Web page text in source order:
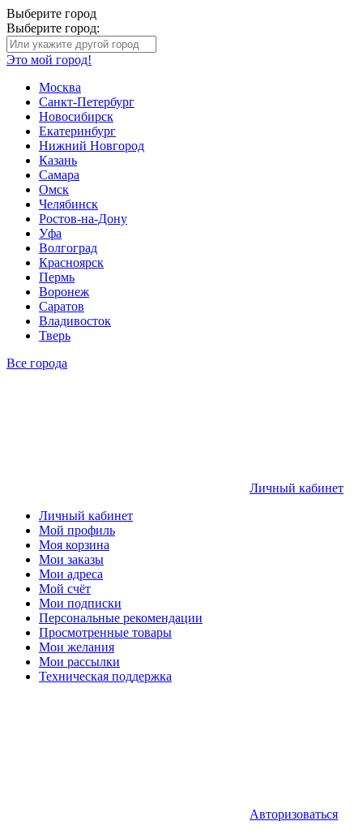
Выберите город
Выберите город:
Это мой город!
Москва
Санкт-Петербург
Новосибирск
Екатеринбург
Нижний Новгород
Казань
Самара
Омск
Челябинск
Ростов-на-Дону
Уфа
Волгоград
Красноярск
Пермь
Воронеж
Саратов
Владивосток
Тверь
Все города
Личный кабинет
Личный кабинет
Мой профиль
Моя корзина
Мои заказы
Мои адреса
Мой счёт
Мои подписки
Персональные рекомендации
Просмотренные товары
Мои желания
Мои рассылки
Техническая поддержка
Авторизоваться